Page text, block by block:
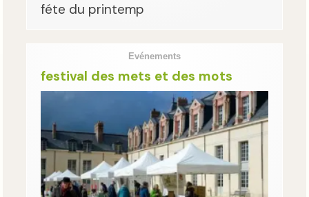
féte du printemp
Evénements
festival des mets et des mots